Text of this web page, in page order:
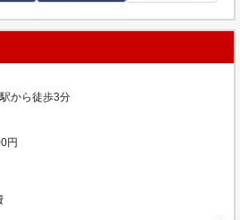
から徒歩3分
円